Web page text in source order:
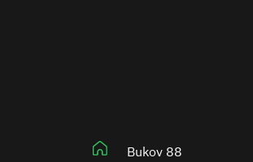
Bukov 88